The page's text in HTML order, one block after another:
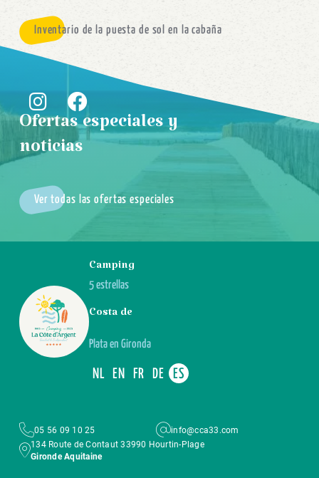
Inventario de la puesta de sol en la cabaña
Ofertas especiales y
noticias
Ver todas las ofertas especiales
Camping
5 estrellas
Costa de
Plata en Gironda
NL EN FR DE ES
05 56 09 10 25
info@cca33.com
134 Route de Contaut 33990 Hourtin-Plage
Gironde Aquitaine